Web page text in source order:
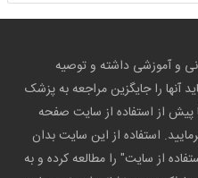
و آموزشی داشته و توصیه
را جایگزین مراجعه به پزشک
از استفاده از سایت صفحه
استفاده از این سایت بدان
از سایت" را مطالعه کرده و به